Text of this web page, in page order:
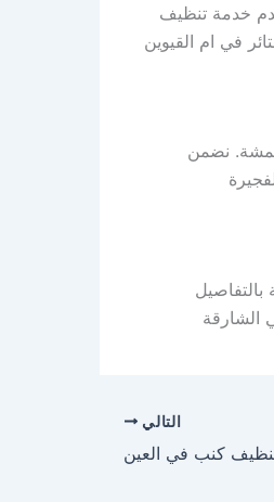
خدمة تنظيف
في ام القيوين
نضمن
الشارقة
التالي
كنب في العين